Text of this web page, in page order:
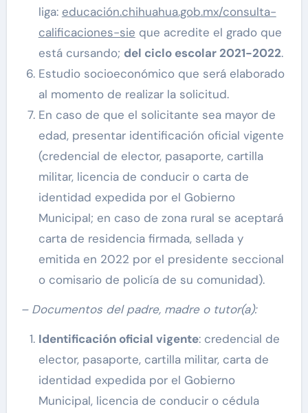
liga: educación.chihuahua.gob.mx/consulta-
calificaciones-sie que acredite el grado que
está cursando; del ciclo escolar 2021-2022.
Estudio socioeconómico que será elaborado
al momento de realizar la solicitud.
En caso de que el solicitante sea mayor de
edad, presentar identificación oficial vigente
(credencial de elector, pasaporte, cartilla
militar, licencia de conducir o carta de
identidad expedida por el Gobierno
Municipal; en caso de zona rural se aceptará
carta de residencia firmada, sellada y
emitida en 2022 por el presidente seccional
o comisario de policía de su comunidad).
– Documentos del padre, madre o tutor(a):
Identificación oficial vigente: credencial de
elector, pasaporte, cartilla militar, carta de
identidad expedida por el Gobierno
Municipal, licencia de conducir o cédula